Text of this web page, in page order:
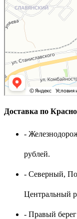
Доставка по
-
рублей.
- Северный,
Центральный
- Правый